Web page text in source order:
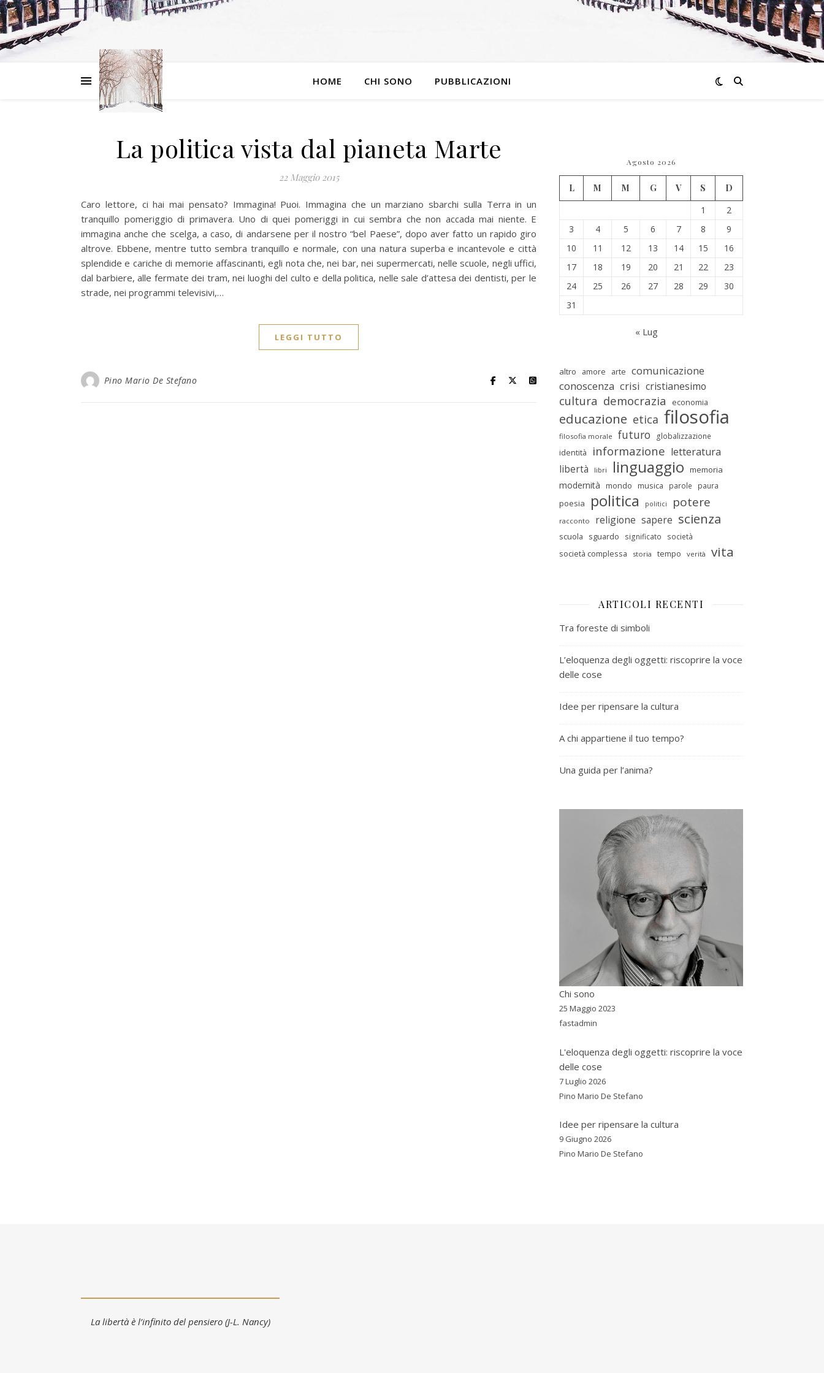
HOME CHI SONO PUBBLICAZIONI
La politica vista dal pianeta Marte
22 Maggio 2015
Caro lettore, ci hai mai pensato? Immagina! Puoi. Immagina che un marziano sbarchi sulla Terra in un
tranquillo pomeriggio di primavera. Uno di quei pomeriggi in cui sembra che non accada mai niente. E
immagina anche che scelga, a caso, di andarsene per il nostro “bel Paese”, dopo aver fatto un rapido giro
altrove. Ebbene, mentre tutto sembra tranquillo e normale, con una natura superba e incantevole e città
splendide e cariche di memorie affascinanti, egli nota che, nei bar, nei supermercati, nelle scuole, negli uffici,
dal barbiere, alle fermate dei tram, nei luoghi del culto e della politica, nelle sale d’attesa dei dentisti, per le
strade, nei programmi televisivi,…
LEGGI TUTTO
Pino Mario De Stefano
Agosto 2026
L M M G V S
D
1
2
3
4 5 6 7 8
9
10
11 12 13 14 15
16
17
18 19 20 21 22
23
24
25 26 27 28 29
30
31
« Lug
altro amore arte comunicazione
conoscenza crisi cristianesimo
cultura democrazia economia
educazione etica filosofia
filosofia morale futuro globalizzazione
identità informazione letteratura
libertà
libri linguaggio memoria
modernità mondo musica parole paura
poesia politica politici potere
racconto religione sapere scienza
scuola sguardo significato società
società complessa storia tempo verità vita
ARTICOLI RECENTI
Tra foreste di simboli
L’eloquenza degli oggetti: riscoprire la voce
delle cose
Idee per ripensare la cultura
A chi appartiene il tuo tempo?
Una guida per l’anima?
Chi sono
25 Maggio 2023
fastadmin
L'eloquenza degli oggetti: riscoprire la voce
delle cose
7 Luglio 2026
Pino Mario De Stefano
Idee per ripensare la cultura
9 Giugno 2026
Pino Mario De Stefano
La libertà è l’infinito del pensiero (J-L. Nancy)